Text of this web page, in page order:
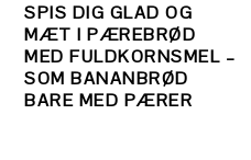
SPIS DIG GLAD OG
MÆT I PÆREBRØD
MED FULDKORNSMEL –
SOM BANANBRØD
BARE MED PÆRER